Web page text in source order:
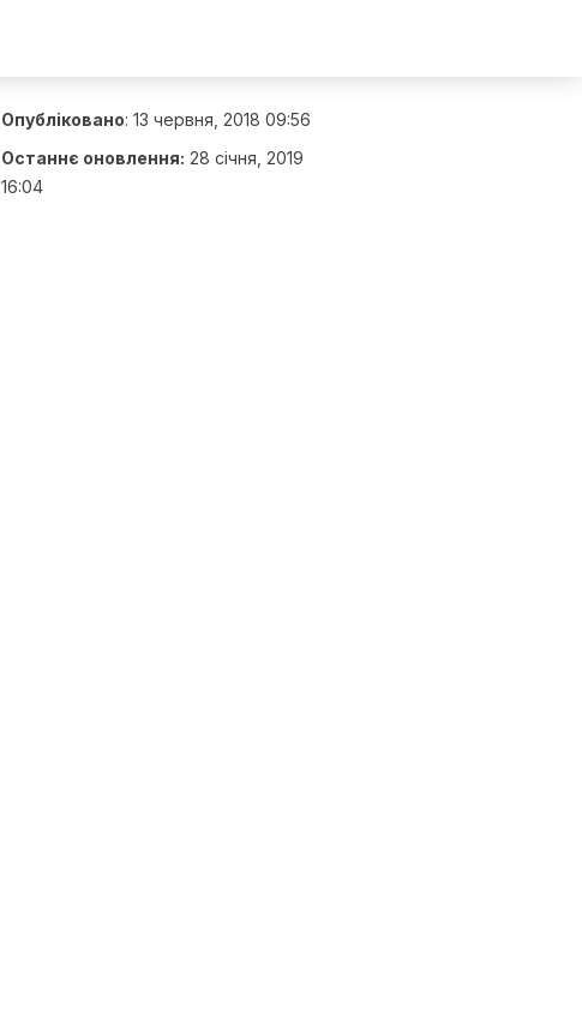
Опубліковано: 13 червня, 2018 09:56
Останнє оновлення: 28 січня, 2019
16:04